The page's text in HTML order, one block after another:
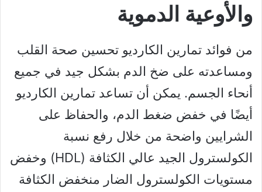
والأوعية الدموية
من فوائد تمارين الكارديو تحسين صحة القلب
ومساعدته على ضخ الدم بشكل جيد في جميع
أنحاء الجسم. يمكن أن تساعد تمارين الكارديو
أيضًا في خفض ضغط الدم، والحفاظ على
الشرايين واضحة من خلال رفع نسبة
الكولسترول الجيد عالي الكثافة (HDL) وخفض
مستويات الكولسترول الضار منخفض الكثافة